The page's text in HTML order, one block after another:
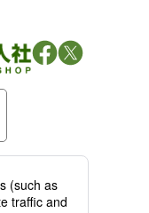
13 8F
3116